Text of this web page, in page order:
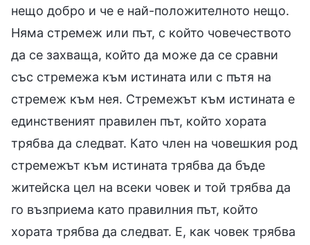
нещо добро и че е най-положителното нещо.
Няма стремеж или път, с който човечеството
да се захваща, който да може да се сравни
със стремежа към истината или с пътя на
стремеж към нея. Стремежът към истината е
единственият правилен път, който хората
трябва да следват. Като член на човешкия род
стремежът към истината трябва да бъде
житейска цел на всеки човек и той трябва да
го възприема като правилния път, който
хората трябва да следват. Е, как човек трябва